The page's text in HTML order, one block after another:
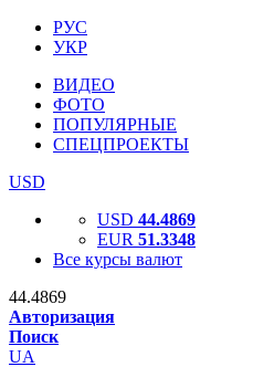
РУС
УКР
ВИДЕО
ФОТО
ПОПУЛЯРНЫЕ
СПЕЦПРОЕКТЫ
USD
USD 44.4869
EUR 51.3348
Все курсы валют
44.4869
Авторизация
Поиск
UA